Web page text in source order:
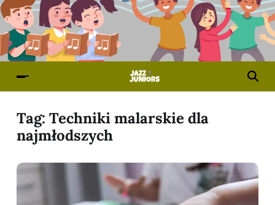
Tag: Techniki malarskie dla
najmłodszych